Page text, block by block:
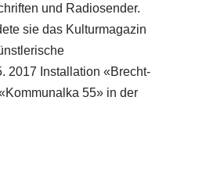
und Radiosender.
sie das Kulturmagazin
2017 Installation «Brecht-
55» in der